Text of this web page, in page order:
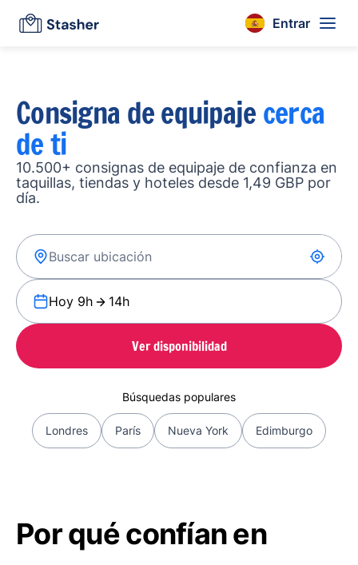
Entrar
Consigna de equipajecerca
de ti
10.500+ consignas de equipaje de confianza en
taquillas, tiendas y hoteles desde 1,49 GBP por
día.
Hoy 9h 14h
Ver disponibilidad
Búsquedas populares
Londres París Nueva York Edimburgo
Por qué confían en